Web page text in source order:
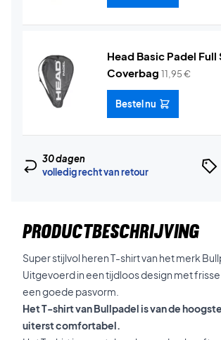
Head Basic Padel Full
Coverbag 11,95€
Bestel nu
30 dagen
volledig recht van retour
PRODUCTBESCHRIJVING
Super stijlvol heren T-shirt van het merk
Uitgevoerd in een tijdloos design met frisse
een goede pasvorm.
Het T-shirt van Bullpadel is van de
uiterst comfortabel.